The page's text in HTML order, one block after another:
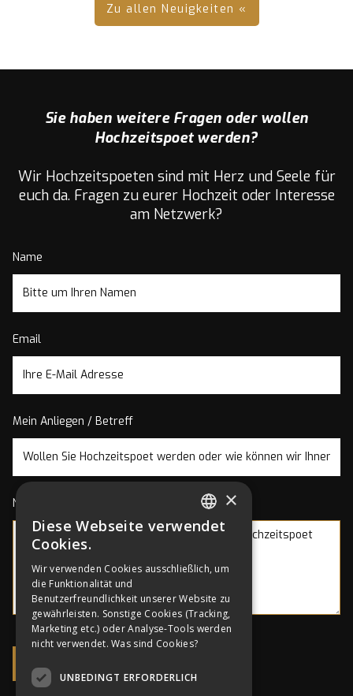
Zu allen Neuigkeiten «
Sie haben weitere Fragen oder wollen
Hochzeitspoet werden?
Wir Hochzeitspoeten sind mit Herz und Seele für
euch da. Fragen zu eurer Hochzeit oder Interesse
am Netzwerk?
Name
Email
Mein Anliegen / Betreff
Nachricht
GERMAN
×
Diese Webseite verwendet
Cookies.
Wir verwenden Cookies ausschließlich, um
die Funktionalität und
Benutzerfreundlichkeit unserer Website zu
gewährleisten. Sonstige Cookies (Tracking,
Marketing etc.) oder Analyse-Tools werden
nicht verwendet.Was sind Cookies?
UNBEDINGT ERFORDERLICH